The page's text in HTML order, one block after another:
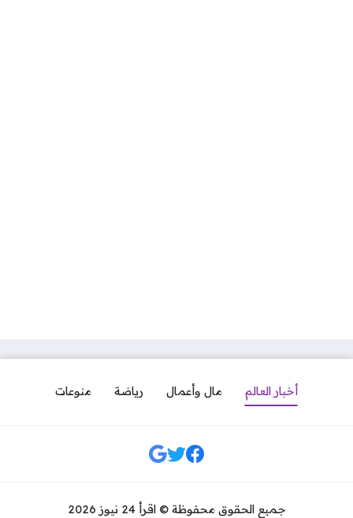
أخبار العالم مال وأعمال رياضة منوعات
مواقع التواصل
جميع الحقوق محفوظة © اقرأ 24 نيوز 2026